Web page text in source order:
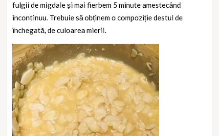
fulgii de migdale și mai fierbem 5 minute amestecând
încontinuu. Trebuie să obținem o compoziție destul de
închegată, de culoarea mierii.